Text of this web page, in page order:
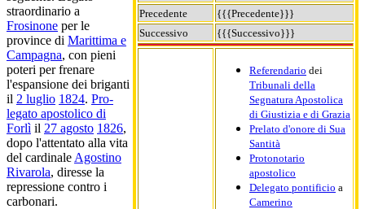
Precedente
{{{Precedente}}}
Successivo
{{{Successivo}}}
Referendario dei
Tribunali della
Segnatura Apostolica
di Giustizia e di Grazia
Prelato d'onore di Sua
Santità
Protonotario
apostolico
Delegato pontificio a
Camerino
straordinario a
Frosinone per le
province di Marittima e
Campagna, con pieni
poteri per frenare
l'espansione dei briganti
il 2 luglio 1824. Pro-
legato apostolico di
Forlì il 27 agosto 1826,
dopo l'attentato alla vita
del cardinale Agostino
Rivarola, diresse la
repressione contro i
carbonari.